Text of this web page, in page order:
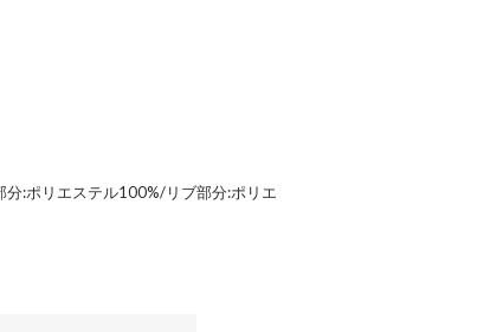
:ポリエステル100%/リブ部分:ポリエ